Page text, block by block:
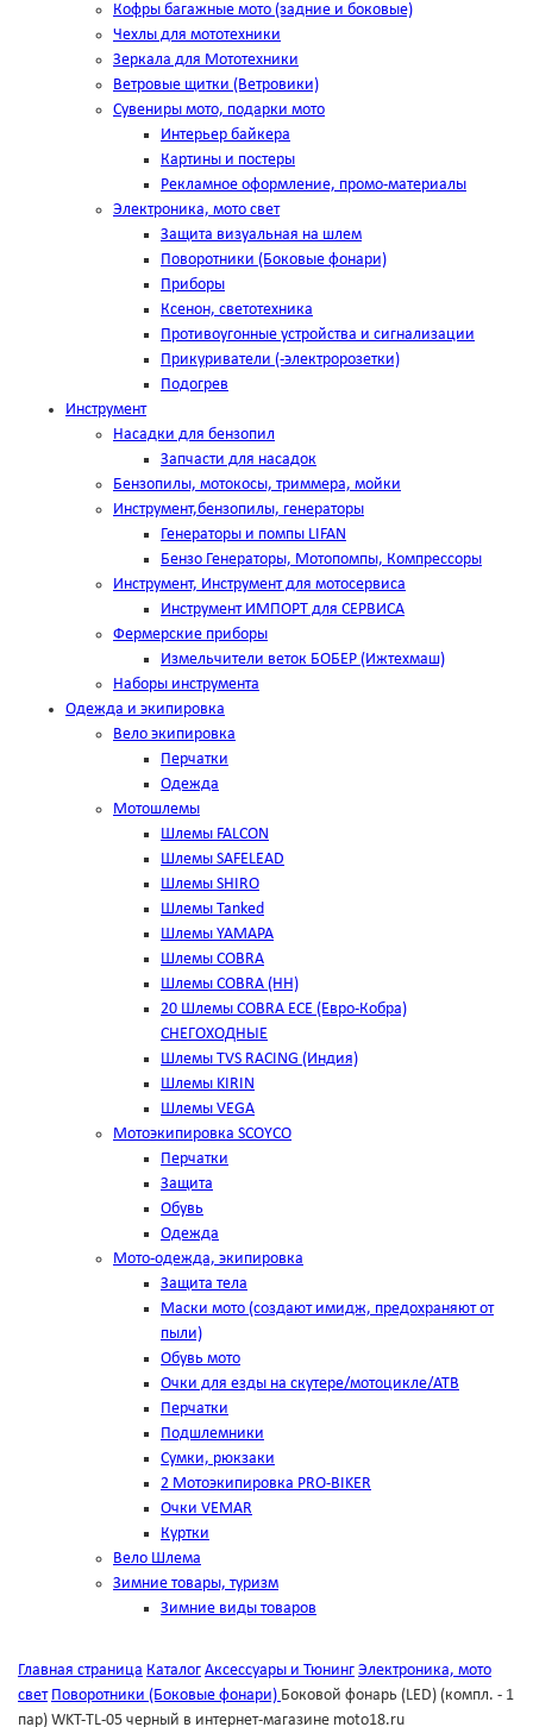
Кофры багажные мото (задние и боковые)
Чехлы для мототехники
Зеркала для Мототехники
Ветровые щитки (Ветровики)
Сувениры мото, подарки мото
Интерьер байкера
Картины и постеры
Рекламное оформление, промо-материалы
Электроника, мото свет
Защита визуальная на шлем
Поворотники (Боковые фонари)
Приборы
Ксенон, светотехника
Противоугонные устройства и сигнализации
Прикуриватели (-электророзетки)
Подогрев
Инструмент
Насадки для бензопил
Запчасти для насадок
Бензопилы, мотокосы, триммера, мойки
Инструмент,бензопилы, генераторы
Генераторы и помпы LIFAN
Бензо Генераторы, Мотопомпы, Компрессоры
Инструмент, Инструмент для мотосервиса
Инструмент ИМПОРТ для СЕРВИСА
Фермерские приборы
Измельчители веток БОБЕР (Ижтехмаш)
Наборы инструмента
Одежда и экипировка
Вело экипировка
Перчатки
Одежда
Мотошлемы
Шлемы FALCON
Шлемы SAFELEAD
Шлемы SHIRO
Шлемы Tanked
Шлемы YAMAPA
Шлемы COBRA
Шлемы COBRA (HH)
20 Шлемы COBRA ECE (Евро-Кобра)
СНЕГОХОДНЫЕ
Шлемы TVS RACING (Индия)
Шлемы KIRIN
Шлемы VEGA
Мотоэкипировка SCOYCO
Перчатки
Защита
Обувь
Одежда
Мото-одежда, экипировка
Защита тела
Маски мото (создают имидж, предохраняют от
пыли)
Обувь мото
Очки для езды на скутере/мотоцикле/АТВ
Перчатки
Подшлемники
Сумки, рюкзаки
2 Мотоэкипировка PRO-BIKER
Очки VEMAR
Куртки
Вело Шлема
Зимние товары, туризм
Зимние виды товаров
Главная страница Каталог Аксессуары и Тюнинг Электроника, мото
свет Поворотники (Боковые фонари) Боковой фонарь (LED) (компл. - 1
пар) WKT-TL-05 черный в интернет-магазине moto18.ru